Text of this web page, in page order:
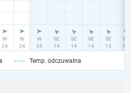
Temp. odczuwalna